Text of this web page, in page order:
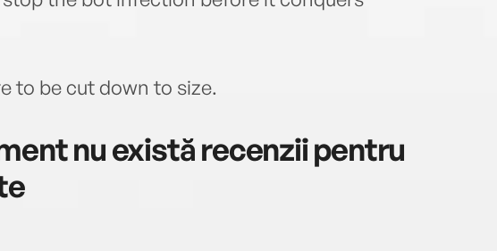
to be cut down to size.
nu există recenzii pentru